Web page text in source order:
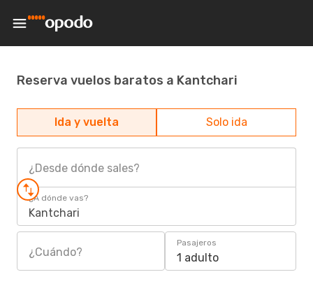
Reserva vuelos baratos a Kantchari
Ida y vuelta Solo ida
¿Desde dónde sales?
¿A dónde vas?
Kantchari
¿Cuándo?
Pasajeros
1 adulto